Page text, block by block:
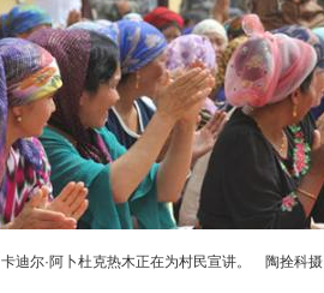
卡迪尔·阿卜杜克热木正在为村民宣讲。 陶拴科摄